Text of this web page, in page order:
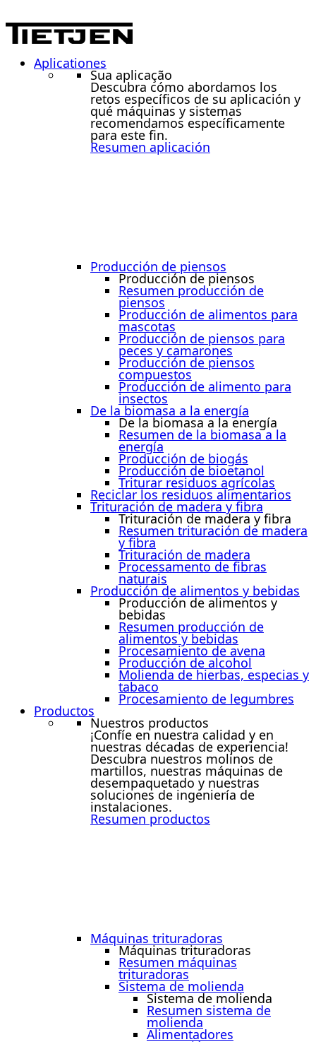
Aplicationes
Sua aplicação
Descubra cómo abordamos los
retos específicos de su aplicación y
qué máquinas y sistemas
recomendamos específicamente
para este fin.
Resumen aplicación
Producción de piensos
Producción de piensos
Resumen producción de
piensos
Producción de alimentos para
mascotas
Producción de piensos para
peces y camarones
Producción de piensos
compuestos
Producción de alimento para
insectos
De la biomasa a la energía
De la biomasa a la energía
Resumen de la biomasa a la
energía
Producción de biogás
Producción de bioetanol
Triturar residuos agrícolas
Reciclar los residuos alimentarios
Trituración de madera y fibra
Trituración de madera y fibra
Resumen trituración de madera
y fibra
Trituración de madera
Processamento de fibras
naturais
Producción de alimentos y bebidas
Producción de alimentos y
bebidas
Resumen producción de
alimentos y bebidas
Procesamiento de avena
Producción de alcohol
Molienda de hierbas, especias y
tabaco
Procesamiento de legumbres
Productos
Nuestros productos
¡Confíe en nuestra calidad y en
nuestras décadas de experiencia!
Descubra nuestros molinos de
martillos, nuestras máquinas de
desempaquetado y nuestras
soluciones de ingeniería de
instalaciones.
Resumen productos
Máquinas trituradoras
Máquinas trituradoras
Resumen máquinas
trituradoras
Sistema de molienda
Sistema de molienda
Resumen sistema de
molienda
Alimentadores